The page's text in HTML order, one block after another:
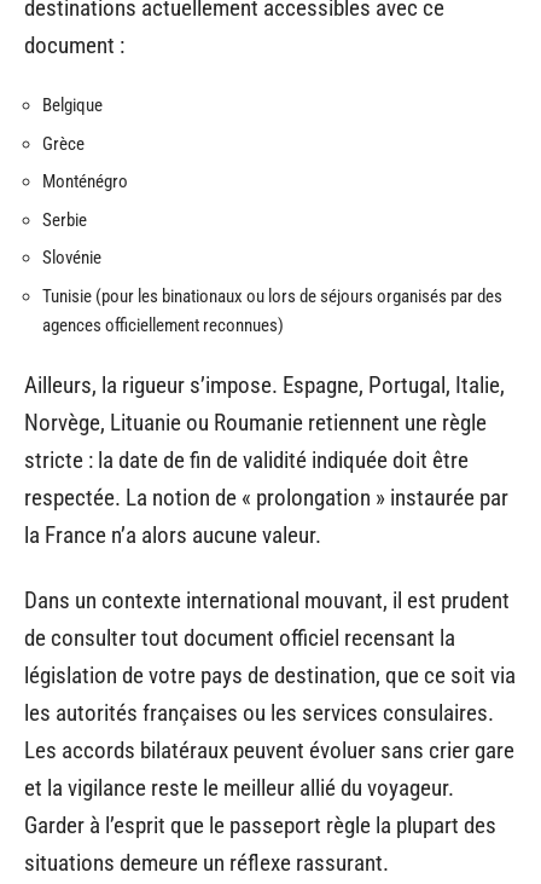
destinations actuellement accessibles avec ce
document :
Belgique
Grèce
Monténégro
Serbie
Slovénie
Tunisie (pour les binationaux ou lors de séjours organisés par des
agences officiellement reconnues)
Ailleurs, la rigueur s’impose. Espagne, Portugal, Italie,
Norvège, Lituanie ou Roumanie retiennent une règle
stricte : la date de fin de validité indiquée doit être
respectée. La notion de « prolongation » instaurée par
la France n’a alors aucune valeur.
Dans un contexte international mouvant, il est prudent
de consulter tout document officiel recensant la
législation de votre pays de destination, que ce soit via
les autorités françaises ou les services consulaires.
Les accords bilatéraux peuvent évoluer sans crier gare
et la vigilance reste le meilleur allié du voyageur.
Garder à l’esprit que le passeport règle la plupart des
situations demeure un réflexe rassurant.